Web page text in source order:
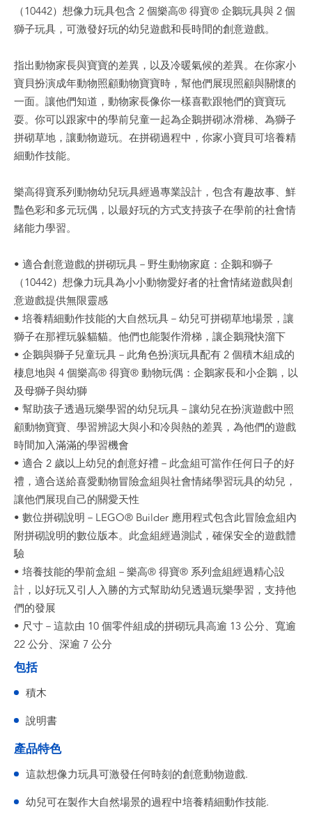
角色收藏
生活雜貨
（10442）想像力玩具包含 2 個樂高® 得寶® 企鵝玩具與 2 個
獅子玩具，可激發好玩的幼兒遊戲和長時間的創意遊戲。
指出動物家長與寶寶的差異，以及冷暖氣候的差異。在你家小
寶貝扮演成年動物照顧動物寶寶時，幫他們展現照顧與關懷的
一面。讓他們知道，動物家長像你一樣喜歡跟牠們的寶寶玩
耍。你可以跟家中的學前兒童一起為企鵝拼砌冰滑梯、為獅子
拼砌草地，讓動物遊玩。在拼砌過程中，你家小寶貝可培養精
細動作技能。
樂高得寶系列動物幼兒玩具經過專業設計，包含有趣故事、鮮
豔色彩和多元玩偶，以最好玩的方式支持孩子在學前的社會情
緒能力學習。
• 適合創意遊戲的拼砌玩具－野生動物家庭：企鵝和獅子
（10442）想像力玩具為小小動物愛好者的社會情緒遊戲與創
意遊戲提供無限靈感
• 培養精細動作技能的大自然玩具－幼兒可拼砌草地場景，讓
獅子在那裡玩躲貓貓。他們也能製作滑梯，讓企鵝飛快溜下
• 企鵝與獅子兒童玩具－此角色扮演玩具配有 2 個積木組成的
棲息地與 4 個樂高® 得寶® 動物玩偶：企鵝家長和小企鵝，以
及母獅子與幼獅
• 幫助孩子透過玩樂學習的幼兒玩具－讓幼兒在扮演遊戲中照
顧動物寶寶、學習辨認大與小和冷與熱的差異，為他們的遊戲
時間加入滿滿的學習機會
• 適合 2 歲以上幼兒的創意好禮－此盒組可當作任何日子的好
禮，適合送給喜愛動物冒險盒組與社會情緒學習玩具的幼兒，
讓他們展現自己的關愛天性
• 數位拼砌說明－LEGO® Builder 應用程式包含此冒險盒組內
附拼砌說明的數位版本。此盒組經過測試，確保安全的遊戲體
驗
• 培養技能的學前盒組－樂高® 得寶® 系列盒組經過精心設
計，以好玩又引人入勝的方式幫助幼兒透過玩樂學習，支持他
們的發展
• 尺寸－這款由 10 個零件組成的拼砌玩具高逾 13 公分、寬逾
22 公分、深逾 7 公分
包括
積木
說明書
產品特色
這款想像力玩具可激發任何時刻的創意動物遊戲.
幼兒可在製作大自然場景的過程中培養精細動作技能.